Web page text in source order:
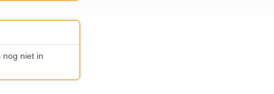
nog niet in